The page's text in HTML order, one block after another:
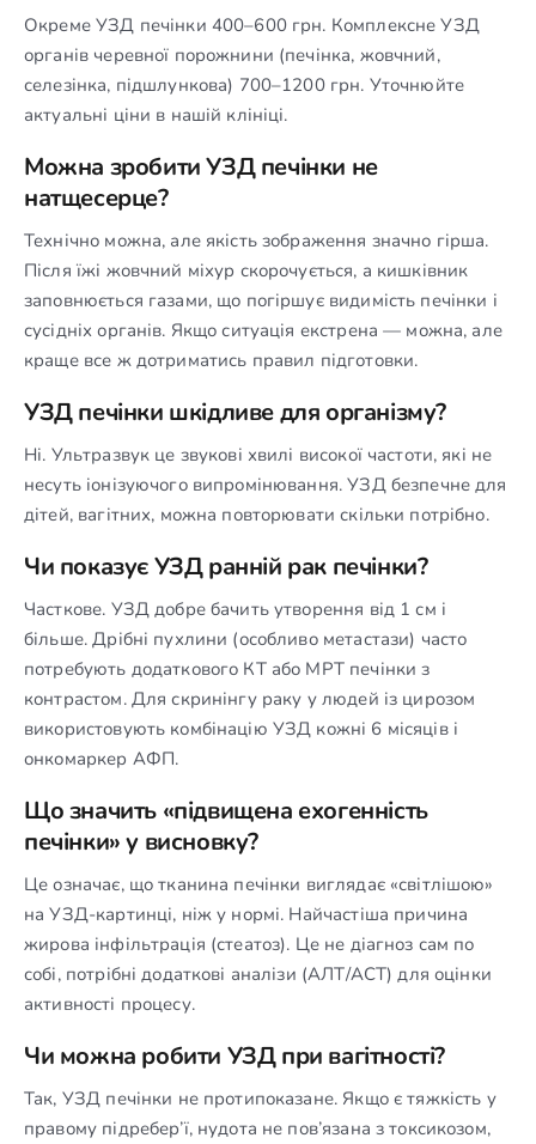
Окреме УЗД печінки 400–600 грн. Комплексне УЗД
органів черевної порожнини (печінка, жовчний,
селезінка, підшлункова) 700–1200 грн. Уточнюйте
актуальні ціни в нашій клініці.
Можна зробити УЗД печінки не
натщесерце?
Технічно можна, але якість зображення значно гірша.
Після їжі жовчний міхур скорочується, а кишківник
заповнюється газами, що погіршує видимість печінки і
сусідніх органів. Якщо ситуація екстрена — можна, але
краще все ж дотриматись правил підготовки.
УЗД печінки шкідливе для організму?
Ні. Ультразвук це звукові хвилі високої частоти, які не
несуть іонізуючого випромінювання. УЗД безпечне для
дітей, вагітних, можна повторювати скільки потрібно.
Чи показує УЗД ранній рак печінки?
Часткове. УЗД добре бачить утворення від 1 см і
більше. Дрібні пухлини (особливо метастази) часто
потребують додаткового КТ або МРТ печінки з
контрастом. Для скринінгу раку у людей із цирозом
використовують комбінацію УЗД кожні 6 місяців і
онкомаркер АФП.
Що значить «підвищена ехогенність
печінки» у висновку?
Це означає, що тканина печінки виглядає «світлішою»
на УЗД-картинці, ніж у нормі. Найчастіша причина
жирова інфільтрація (стеатоз). Це не діагноз сам по
собі, потрібні додаткові аналізи (АЛТ/АСТ) для оцінки
активності процесу.
Чи можна робити УЗД при вагітності?
Так, УЗД печінки не протипоказане. Якщо є тяжкість у
правому підребер’ї, нудота не пов’язана з токсикозом,